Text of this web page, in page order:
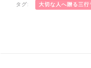
タグ: 大切な人へ贈る三行